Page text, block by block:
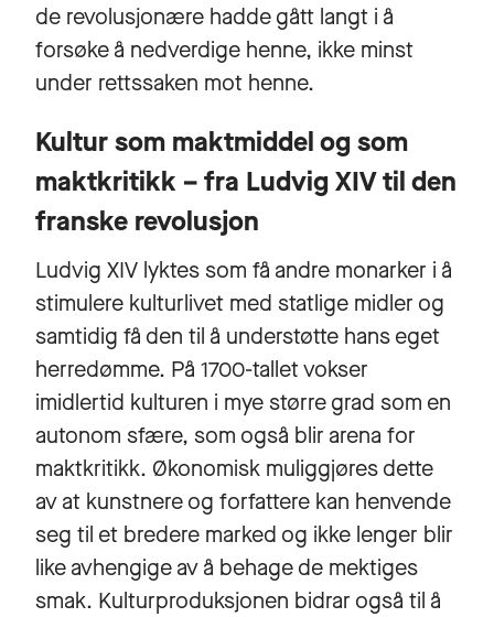
de revolusjonære hadde gått langt i å
forsøke å nedverdige henne, ikke minst
under rettssaken mot henne.
Kultur som maktmiddel og som
maktkritikk – fra Ludvig XIV til den
franske revolusjon
Ludvig XIV lyktes som få andre monarker i å
stimulere kulturlivet med statlige midler og
samtidig få den til å understøtte hans eget
herredømme. På 1700-tallet vokser
imidlertid kulturen i mye større grad som en
autonom sfære, som også blir arena for
maktkritikk. Økonomisk muliggjøres dette
av at kunstnere og forfattere kan henvende
seg til et bredere marked og ikke lenger blir
like avhengige av å behage de mektiges
smak. Kulturproduksjonen bidrar også til å